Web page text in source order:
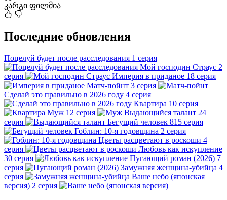
კარგი ფილმია
Последние обновления
Поцелуй будет после расследования 1 серия
Мой господин Страус 2
серия
Империя в приданое 18 серия
Матч-пойнт 3 серия
Сделай это правильно в 2026 году 4 серия
Квартира 10 серия
Муж 12 серия Выдающийся талант 24
серия
Бегущий человек 815 серия
Гоблин: 10-я годовщина 2 серия
Цветы расцветают в роскоши 4
серия
Любовь как искупление
30 серия
Пугающий роман (2026) 7
серия
Замужняя женщина-убийца 4
серия
Ваше небо (японская
версия) 2 серия